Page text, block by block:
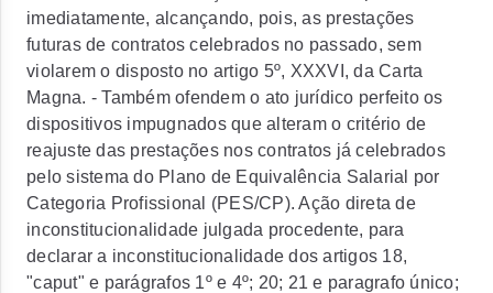
imediatamente, alcançando, pois, as prestações
futuras de contratos celebrados no passado, sem
violarem o disposto no artigo 5º, XXXVI, da Carta
Magna. - Também ofendem o ato jurídico perfeito os
dispositivos impugnados que alteram o critério de
reajuste das prestações nos contratos já celebrados
pelo sistema do Plano de Equivalência Salarial por
Categoria Profissional (PES/CP). Ação direta de
inconstitucionalidade julgada procedente, para
declarar a inconstitucionalidade dos artigos 18,
"caput" e parágrafos 1º e 4º; 20; 21 e paragrafo único;